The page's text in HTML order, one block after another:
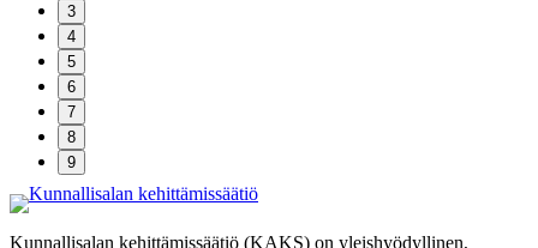
3
4
5
6
7
8
9
Kunnallisalan kehittämissäätiö (KAKS) on yleishyödyllinen,